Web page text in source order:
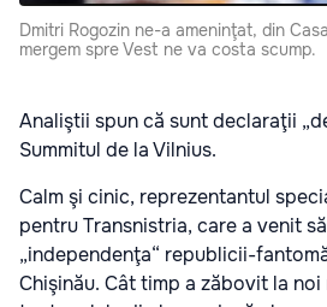
Dmitri Rogozin ne-a ameninţat, din
mergem spre Vest ne va costa scump.
Analiştii spun că sunt declaraţii
Summitul de la Vilnius.
Calm şi cinic, reprezentantul
pentru Transnistria, care a venit
„independenţa“ republicii-
Chişinău. Cât timp a zăbovit la